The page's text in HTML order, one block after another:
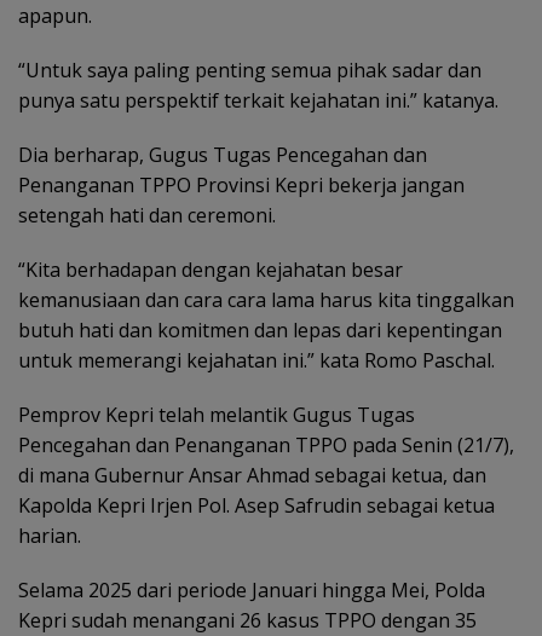
apapun.
“Untuk saya paling penting semua pihak sadar dan
punya satu perspektif terkait kejahatan ini.” katanya.
Dia berharap, Gugus Tugas Pencegahan dan
Penanganan TPPO Provinsi Kepri bekerja jangan
setengah hati dan ceremoni.
“Kita berhadapan dengan kejahatan besar
kemanusiaan dan cara cara lama harus kita tinggalkan
butuh hati dan komitmen dan lepas dari kepentingan
untuk memerangi kejahatan ini.” kata Romo Paschal.
Pemprov Kepri telah melantik Gugus Tugas
Pencegahan dan Penanganan TPPO pada Senin (21/7),
di mana Gubernur Ansar Ahmad sebagai ketua, dan
Kapolda Kepri Irjen Pol. Asep Safrudin sebagai ketua
harian.
Selama 2025 dari periode Januari hingga Mei, Polda
Kepri sudah menangani 26 kasus TPPO dengan 35